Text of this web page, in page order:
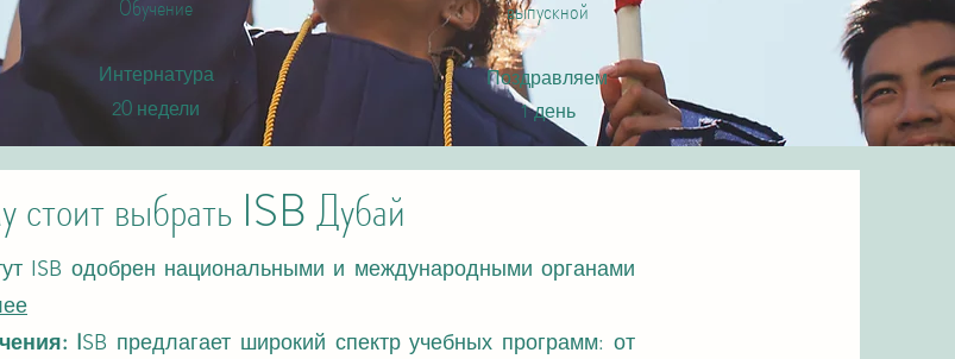
Обучение
Интернатура
20 недели
выпускной
​Поздравляем
1 день
стоит выбрать ISB Дубай
ISB одобрен национальными и международными органами
ISB предлагает широкий спектр учебных программ: от